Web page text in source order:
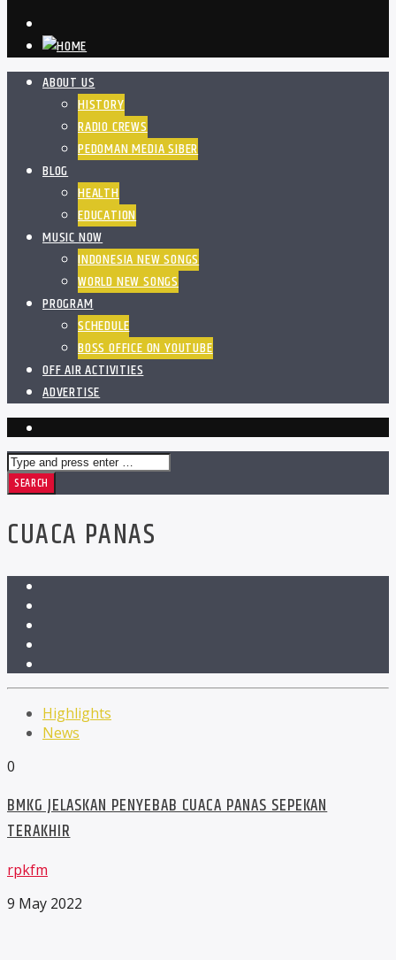
ABOUT US
HISTORY
RADIO CREWS
PEDOMAN MEDIA SIBER
BLOG
HEALTH
EDUCATION
MUSIC NOW
INDONESIA NEW SONGS
WORLD NEW SONGS
PROGRAM
SCHEDULE
BOSS OFFICE ON YOUTUBE
OFF AIR ACTIVITIES
ADVERTISE
CUACA PANAS
Highlights
News
0
BMKG JELASKAN PENYEBAB CUACA PANAS SEPEKAN
TERAKHIR
rpkfm
9 May 2022